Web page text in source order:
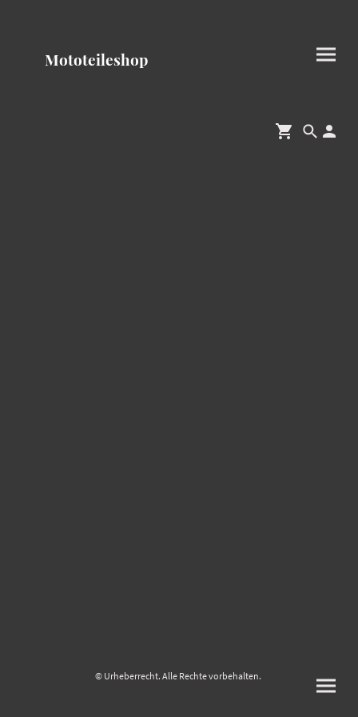
Mototeileshop
© Urheberrecht. Alle Rechte vorbehalten.